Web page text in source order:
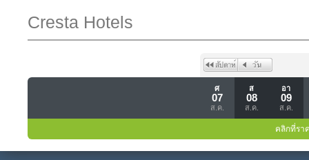
Cresta Hotels
ศ
07
ส.ค.
ส
08
ส.ค.
อา
09
ส.ค.
คลิกที่รา